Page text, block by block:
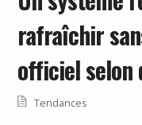
rafraîchir
officiel selon
Tendances